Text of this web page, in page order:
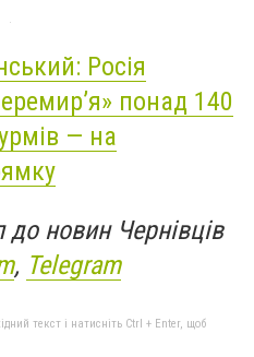
Росія
понад 140
— на
новин Чернівців
, Telegram
текст і натисніть Ctrl + Enter, щоб